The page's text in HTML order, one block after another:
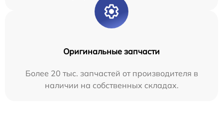
Оригинальные запчасти
Более 20 тыс. запчастей от производителя в
наличии на собственных складах.